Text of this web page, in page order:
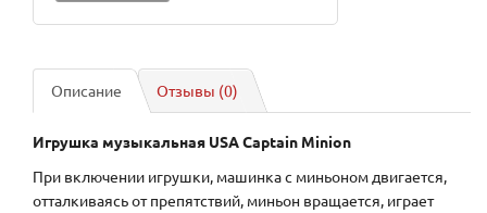
Описание Отзывы (0)
Игрушка музыкальная USA Captain Minion
При включении игрушки, машинка с миньоном двигается,
отталкиваясь от препятствий, миньон вращается, играет